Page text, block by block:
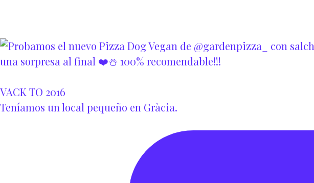
VACK TO 2016
Teníamos un local pequeño en Gràcia.